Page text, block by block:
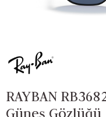
RAYBAN
Güneş Gözlüğü